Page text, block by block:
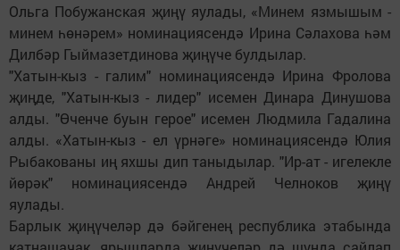
Ольга Побужанская җиңү яулады, «Минем язмышым -
минем һөнәрем» номинациясендә Ирина Сәлахова һәм
Дилбәр Гыймазетдинова җиңүче булдылар.
"Хатын-кыз - галим" номинациясендә Ирина Фролова
җиңде, "Хатын-кыз - лидер" исемен Динара Динушова
алды. "Өченче буын герое" исемен Людмила Гадалина
алды. «Хатын-кыз - ел үрнәге» номинациясендә Юлия
Рыбакованы иң яхшы дип таныдылар. "Ир-ат - игелекле
йөрәк" номинациясендә Андрей Челноков җиңү
яулады.
Барлык җиңүчеләр дә бәйгенең республика этабында